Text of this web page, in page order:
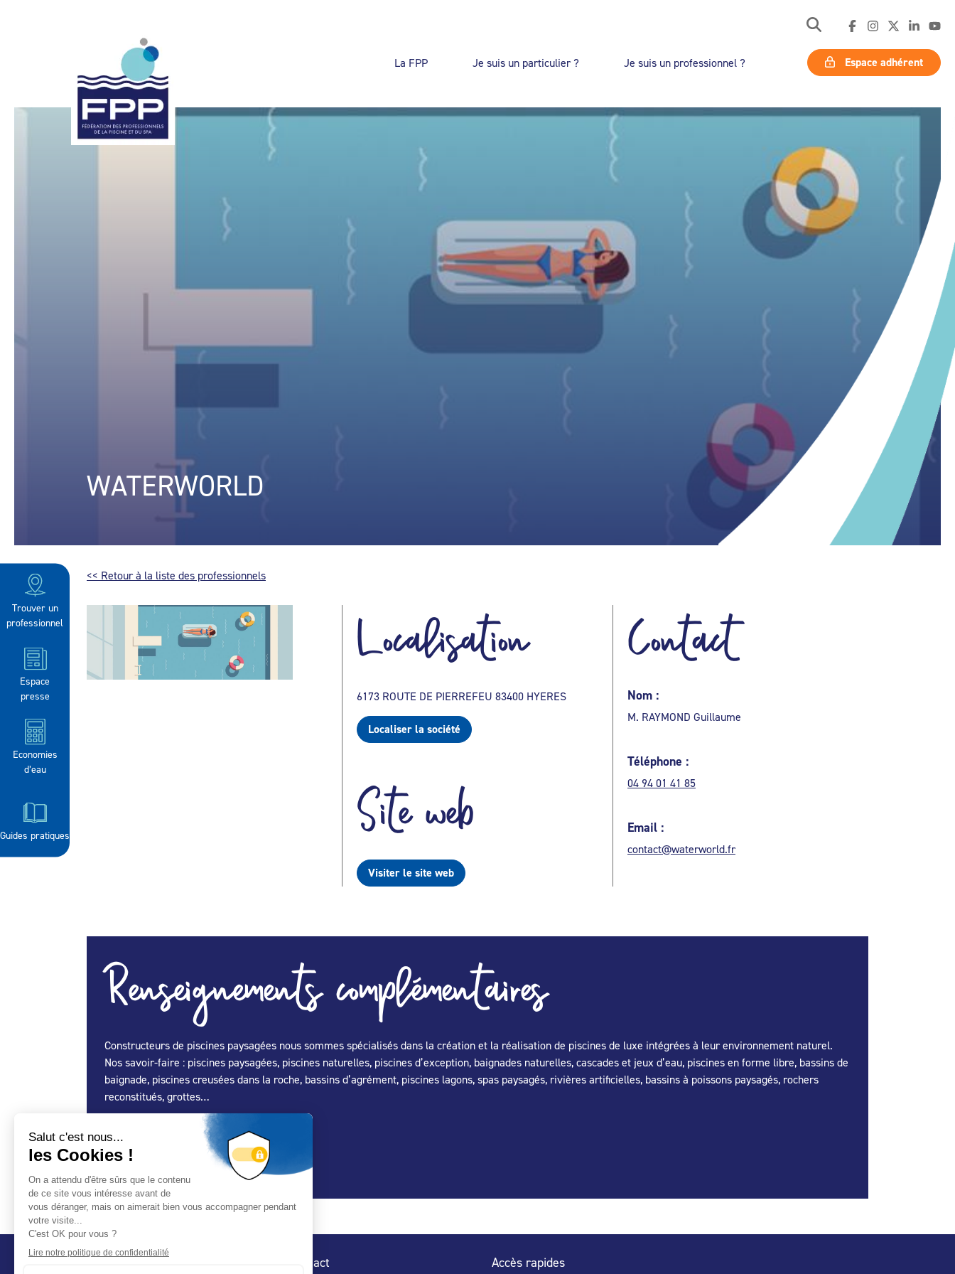
La FPP Je suis un particulier ? Je suis un professionnel ? Espace adhérent
Trouver un
professionnel
Espace
presse
Economies
d’eau
Guides pratiques
WATERWORLD
<< Retour à la liste des professionnels
Localisation
6173 ROUTE DE PIERREFEU 83400 HYERES
Localiser la société
Site web
Visiter le site web
Contact
Nom :
M. RAYMOND Guillaume
Téléphone :
04 94 01 41 85
Email :
contact@waterworld.fr
Renseignements complémentaires
Constructeurs de piscines paysagées nous sommes spécialisés dans la création et la réalisation de piscines de luxe intégrées à leur environnement naturel.
Nos savoir-faire : piscines paysagées, piscines naturelles, piscines d’exception, baignades naturelles, cascades et jeux d’eau, piscines en forme libre, bassins de
baignade, piscines creusées dans la roche, bassins d’agrément, piscines lagons, spas paysagés, rivières artificielles, bassins à poissons paysagés, rochers
reconstitués, grottes…
Spécialité Construction :
Spécialité Entretien Maintenance :
Spécialité Spa : Oui
Contact Accès rapides